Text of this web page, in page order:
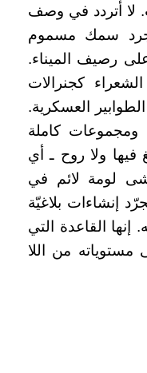
لا أتردد في وصف
سمك مسموم
رصيف الميناء.
كجنرالات
العسكرية.
كاملة
فيها ولا روح ـ أي
لومة لائم في
إنشاءات بلاغيّة
إنها القاعدة التي
من اللا